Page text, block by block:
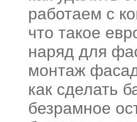
работаем с
что такое
наряд для
монтаж
как сделать
безрамное